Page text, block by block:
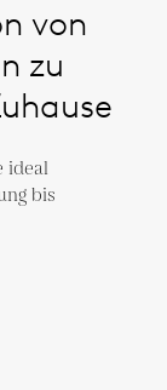
von
zu
ideal
bis